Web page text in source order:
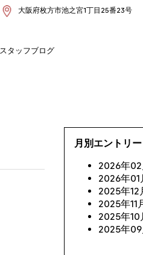
大阪府枚方市池之宮1丁目25番23号
スタッフブログ
月別エントリー
2026年
2026年01
2025年12
2025年11
2025年10
2025年